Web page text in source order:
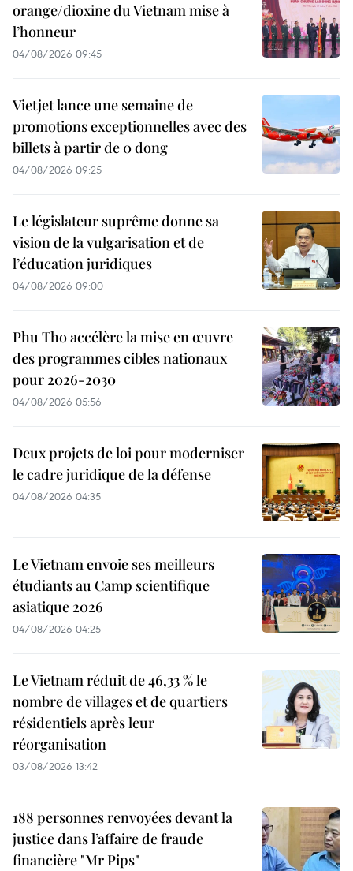
orange/dioxine du Vietnam mise à
l’honneur
04/08/2026 09:45
Vietjet lance une semaine de
promotions exceptionnelles avec des
billets à partir de 0 dong
04/08/2026 09:25
Le législateur suprême donne sa
vision de la vulgarisation et de
l’éducation juridiques
04/08/2026 09:00
Phu Tho accélère la mise en œuvre
des programmes cibles nationaux
pour 2026-2030
04/08/2026 05:56
Deux projets de loi pour moderniser
le cadre juridique de la défense
04/08/2026 04:35
Le Vietnam envoie ses meilleurs
étudiants au Camp scientifique
asiatique 2026
04/08/2026 04:25
Le Vietnam réduit de 46,33 % le
nombre de villages et de quartiers
résidentiels après leur
réorganisation
03/08/2026 13:42
188 personnes renvoyées devant la
justice dans l’affaire de fraude
financière "Mr Pips"